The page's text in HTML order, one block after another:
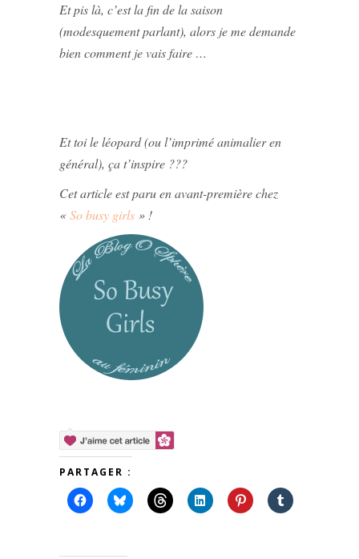
Et pis là, c’est la fin de la saison
(modesquement parlant), alors je me demande
bien comment je vais faire …
Et toi le léopard (ou l’imprimé animalier en
général), ça t’inspire ???
Cet article est paru en avant-première chez
«So busy girls » !
PARTAGER :